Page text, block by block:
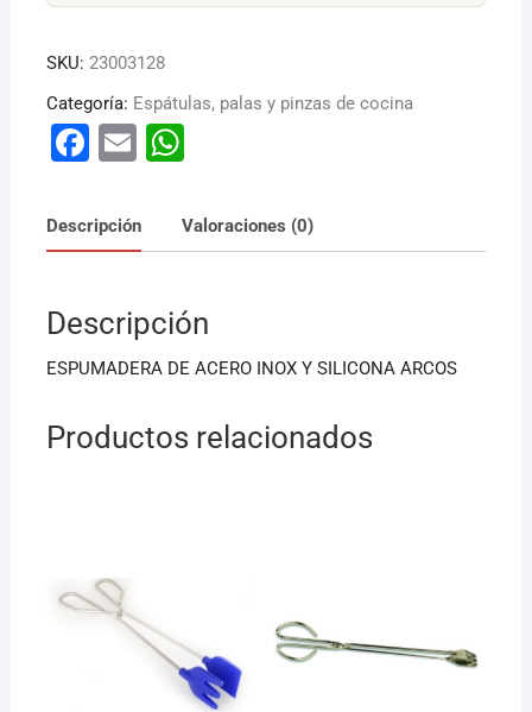
SKU: 23003128
Categoría: Espátulas, palas y pinzas de cocina
F
c
e
o
o
E
ai
l
W
at
s
p
p
Descripción Valoraciones (0)
Descripción
ESPUMADERA DE ACERO INOX Y SILICONA ARCOS
Productos relacionados